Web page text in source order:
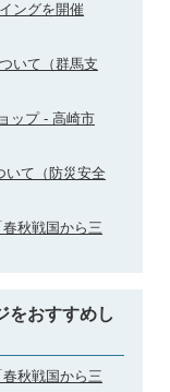
ングを開催
いて（群馬支
ップ - 高崎市
いて（防災安全
秋戦国から三
をおすすめし
秋戦国から三